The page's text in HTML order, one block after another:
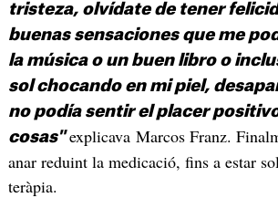
tristeza, olvídate de tener
buenas sensaciones que me
la música o un buen libro o
sol chocando en mi piel,
no podía sentir el placer
cosas" explicava Marcos Franz.
anar reduint la medicació, fins a estar
teràpia.